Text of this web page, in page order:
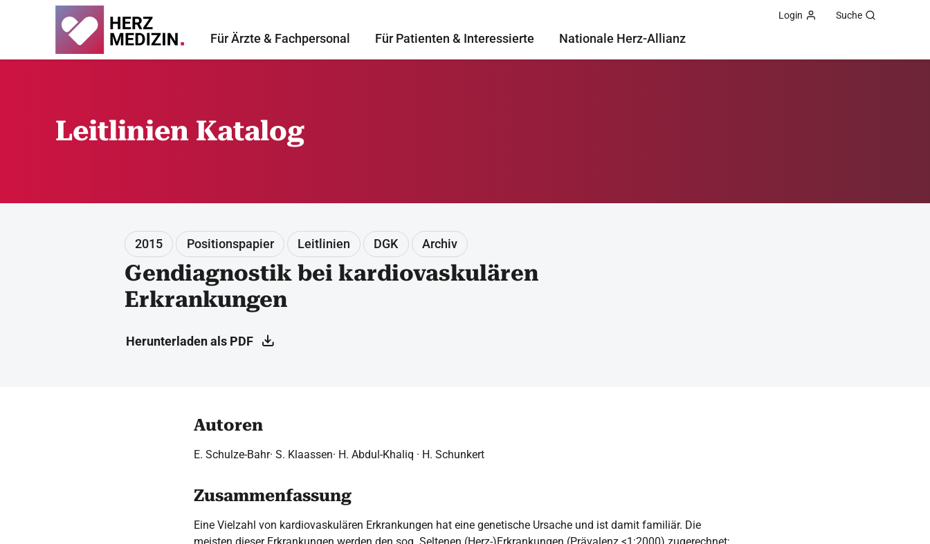
Für Ärzte & Fachpersonal Für Patienten & Interessierte Nationale Herz-Allianz
Login Suche
Leitlinien Katalog
2015 Positionspapier Leitlinien DGK Archiv
Gendiagnostik bei kardiovaskulären
Erkrankungen
Herunterladen als PDF
Autoren
E. Schulze-Bahr· S. Klaassen· H. Abdul-Khaliq · H. Schunkert
Zusammenfassung
Eine Vielzahl von kardiovaskulären Erkrankungen hat eine genetische Ursache und ist damit familiär. Die